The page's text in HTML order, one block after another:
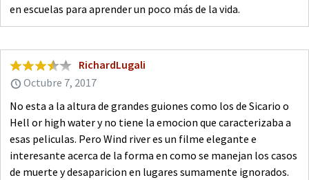
en escuelas para aprender un poco más de la vida.
RichardLugali
Octubre 7, 2017
No esta a la altura de grandes guiones como los de Sicario o
Hell or high water y no tiene la emocion que caracterizaba a
esas peliculas. Pero Wind river es un filme elegante e
interesante acerca de la forma en como se manejan los casos
de muerte y desaparicion en lugares sumamente ignorados.